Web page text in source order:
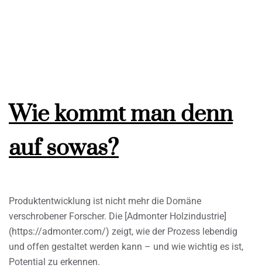
Wie kommt man denn
auf sowas?
Produktentwicklung ist nicht mehr die Domäne
verschrobener Forscher. Die [Admonter Holzindustrie]
(https://admonter.com/) zeigt, wie der Prozess lebendig
und offen gestaltet werden kann – und wie wichtig es ist,
Potential zu erkennen.